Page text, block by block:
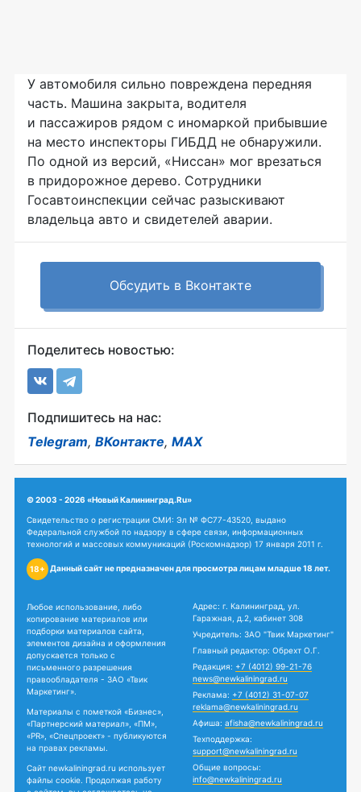
У автомобиля сильно повреждена передняя
часть. Машина закрыта, водителя
и пассажиров рядом с иномаркой прибывшие
на место инспекторы ГИБДД не обнаружили.
По одной из версий, «Ниссан» мог врезаться
в придорожное дерево. Сотрудники
Госавтоинспекции сейчас разыскивают
владельца авто и свидетелей аварии.
Обсудить в Вконтакте
Поделитесь новостью:
Подпишитесь на нас:
Telegram, ВКонтакте, MAX
© 2003 - 2026 «Новый Калининград.Ru»
Свидетельство о регистрации СМИ: Эл № ФС77-43520, выдано
Федеральной службой по надзору в сфере связи, информационных
технологий и массовых коммуникаций (Роскомнадзор) 17 января 2011 г.
18+ Данный сайт не предназначен для просмотра лицам младше 18 лет.
Любое использование, либо
копирование материалов или
подборки материалов сайта,
элементов дизайна и оформления
допускается только с
письменного разрешения
правообладателя - ЗАО «Твик
Маркетинг».
Материалы с пометкой «Бизнес»,
«Партнерский материал», «ПМ»,
«PR», «Спецпроект» - публикуются
на правах рекламы.
Сайт newkaliningrad.ru использует
файлы cookie. Продолжая работу
Адрес: г. Калининград, ул.
Гаражная, д.2, кабинет 308
Учредитель: ЗАО "Твик Маркетинг"
Главный редактор: Обрехт О.Г.
Редакция: +7 (4012) 99-21-76
news@newkaliningrad.ru
Реклама: +7 (4012) 31-07-07
reklama@newkaliningrad.ru
Афиша: afisha@newkaliningrad.ru
Техподдержка:
support@newkaliningrad.ru
Общие вопросы:
info@newkaliningrad.ru